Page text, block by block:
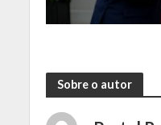
Sobre o autor